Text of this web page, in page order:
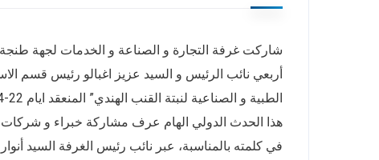
أربعي نائب الرئيس و السيد عزيز اغبالو رئيس قسم
الطبية و الصناعية لنبتة القنب الهندي” المنعقد ايام 22-24 أكتوبر بفندق هلتون-طنجة.
هذا الحدث الدولي الهام عرف مشاركة خبراء و شركات
في كلمته بالمناسبة، عبر نائب رئيس الغرفة السيد